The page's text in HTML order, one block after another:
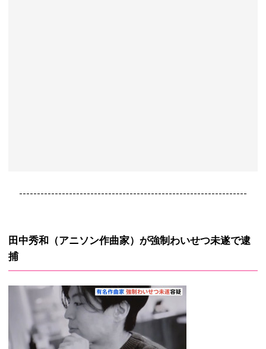
----------------------------------------------------------------
田中秀和（アニソン作曲家）が強制わいせつ未遂で逮
捕